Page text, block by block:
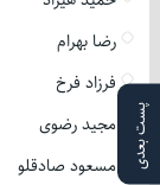
پست بعدی
رضا بهرام
فرزاد فرخ
مجید رضوی
مسعود صادقلو